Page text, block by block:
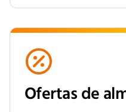
Ofertas de